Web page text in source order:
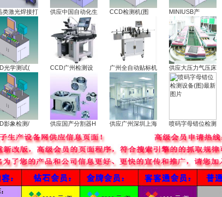
类激光焊接打 供应中国自动化生 CCD检测机(图 MINIUSB产
光学测试( CCD广州检测设 广州全自动贴标机 供应大压力气压床
影象检测/ 供应国产分割器H 供应广州深圳上海 喷码字母错位检测